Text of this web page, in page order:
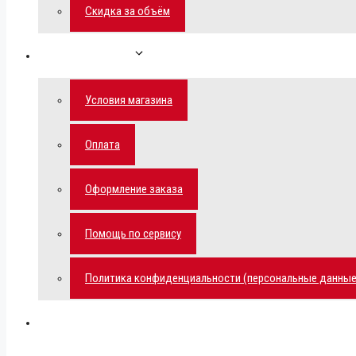
Скидка за объём
Условия магазина
Оплата
Оформление заказа
Помощь по сервису
Политика конфиденциальности (персональные